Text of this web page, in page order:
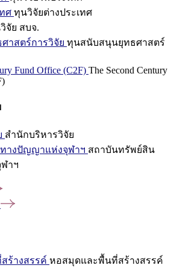
ศ ทุนวิจัยต่างประเทศ
จัย สบจ.
าสตร์การวิจัย ทุนสนับสนุนยุทธศาสตร์
Fund Office (C2F) The Second Century
สำนักบริหารวิจัย
างปัญญาแห่งจุฬาฯ สถาบันทรัพย์สิน
าฯ
ร้างสรรค์ หอสมุดและพื้นที่สร้างสรรค์